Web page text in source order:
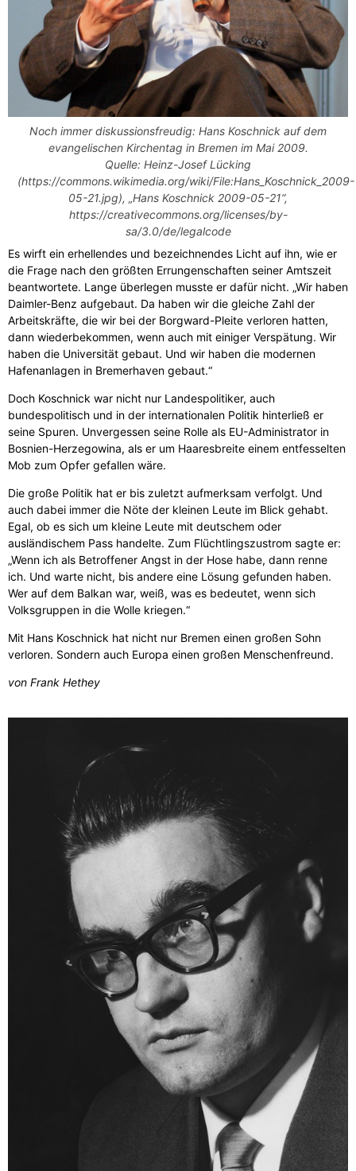
Noch immer diskussionsfreudig: Hans Koschnick auf dem
evangelischen Kirchentag in Bremen im Mai 2009.
Quelle: Heinz-Josef Lücking
(https://commons.wikimedia.org/wiki/File:Hans_Koschnick_2009-
05-21.jpg), „Hans Koschnick 2009-05-21“,
https://creativecommons.org/licenses/by-
sa/3.0/de/legalcode
Es wirft ein erhellendes und bezeichnendes Licht auf ihn, wie er
die Frage nach den größten Errungenschaften seiner Amtszeit
beantwortete. Lange überlegen musste er dafür nicht. „Wir haben
Daimler-Benz aufgebaut. Da haben wir die gleiche Zahl der
Arbeitskräfte, die wir bei der Borgward-Pleite verloren hatten,
dann wiederbekommen, wenn auch mit einiger Verspätung. Wir
haben die Universität gebaut. Und wir haben die modernen
Hafenanlagen in Bremerhaven gebaut.“
Doch Koschnick war nicht nur Landespolitiker, auch
bundespolitisch und in der internationalen Politik hinterließ er
seine Spuren. Unvergessen seine Rolle als EU-Administrator in
Bosnien-Herzegowina, als er um Haaresbreite einem entfesselten
Mob zum Opfer gefallen wäre.
Die große Politik hat er bis zuletzt aufmerksam verfolgt. Und
auch dabei immer die Nöte der kleinen Leute im Blick gehabt.
Egal, ob es sich um kleine Leute mit deutschem oder
ausländischem Pass handelte. Zum Flüchtlingszustrom sagte er:
„Wenn ich als Betroffener Angst in der Hose habe, dann renne
ich. Und warte nicht, bis andere eine Lösung gefunden haben.
Wer auf dem Balkan war, weiß, was es bedeutet, wenn sich
Volksgruppen in die Wolle kriegen.“
Mit Hans Koschnick hat nicht nur Bremen einen großen Sohn
verloren. Sondern auch Europa einen großen Menschenfreund.
von Frank Hethey